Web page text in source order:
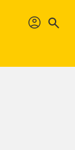
profil search